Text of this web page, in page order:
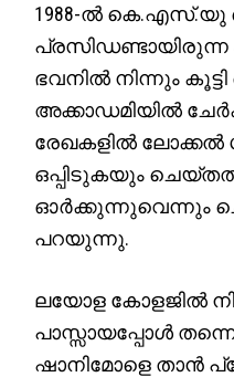
1988-ല്‍
പ്രസിഡണ്ടായിരുന്ന
ഭവനില്‍ നിന്നും
അക്കാഡമിയില്‍
രേഖകളില്‍ ലോക്കല്‍
ഒപ്പിടുകയും
ഓര്‍ക്കുന്നുവെന്നും
പറയുന്നു.
ലയോള കോളജില്‍
പാസ്സായപ്പോള്‍
ഷാനിമോളെ താന്‍